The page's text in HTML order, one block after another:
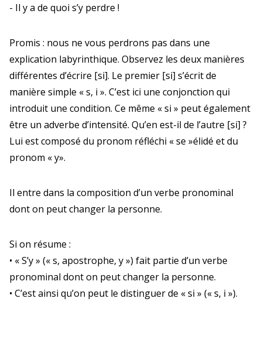
- Il y a de quoi s’y perdre !
Promis : nous ne vous perdrons pas dans une
explication labyrinthique. Observez les deux manières
différentes d’écrire [si]. Le premier [si] s’écrit de
manière simple « s, i ». C’est ici une conjonction qui
introduit une condition. Ce même « si » peut également
être un adverbe d’intensité. Qu’en est-il de l’autre [si] ?
Lui est composé du pronom réfléchi « se »élidé et du
pronom « y».
Il entre dans la composition d’un verbe pronominal
dont on peut changer la personne.
Si on résume :
• « S’y » (« s, apostrophe, y ») fait partie d’un verbe
pronominal dont on peut changer la personne.
• C’est ainsi qu’on peut le distinguer de « si » (« s, i »).